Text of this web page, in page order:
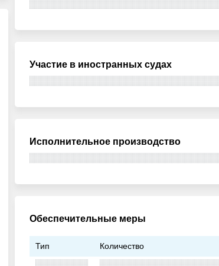
Участие в иностранных судах
Исполнительное производство
Обеспечительные меры
Тип Количество